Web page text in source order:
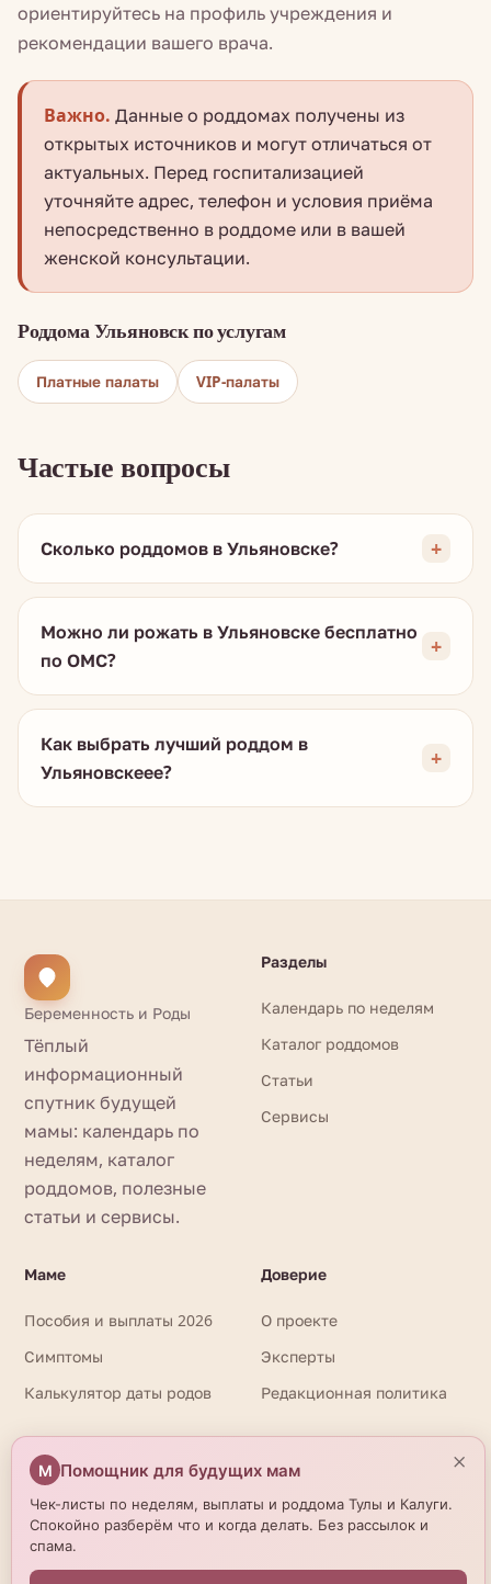
ориентируйтесь на профиль учреждения и
рекомендации вашего врача.
Важно. Данные о роддомах получены из
открытых источников и могут отличаться от
актуальных. Перед госпитализацией
уточняйте адрес, телефон и условия приёма
непосредственно в роддоме или в вашей
женской консультации.
Роддома Ульяновск по услугам
Платные палаты VIP-палаты
Частые вопросы
Сколько роддомов в Ульяновске?
Можно ли рожать в Ульяновске бесплатно
по ОМС?
Как выбрать лучший роддом в
Ульяновскеее?
Беременность и Роды
Тёплый
информационный
спутник будущей
мамы: календарь по
неделям, каталог
роддомов, полезные
статьи и сервисы.
Разделы
Календарь по неделям
Каталог роддомов
Статьи
Сервисы
Маме
Пособия и выплаты 2026
Симптомы
Калькулятор даты родов
Доверие
О проекте
Эксперты
Редакционная политика
⚕️ Информация на сайте носит справочный характер и не
заменяет очную консультацию врача. При любых вопросах
здоровья обращайтесь к квалифицированному
специалисту. Имеются противопоказания. Необходима
консультация специалиста. Данные о роддомах получены
из открытых источников и могут отличаться от актуальной
М Помощник для будущих мам
Чек-листы по неделям, выплаты и роддома Тулы и Калуги.
Спокойно разберём что и когда делать. Без рассылок и
спама.
×